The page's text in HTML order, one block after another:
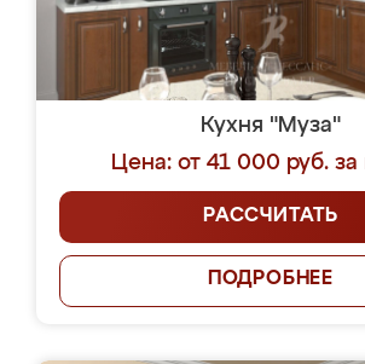
Кухня "Муза"
Цена: от 41 000 руб. за
РАССЧИТАТЬ
ПОДРОБНЕЕ